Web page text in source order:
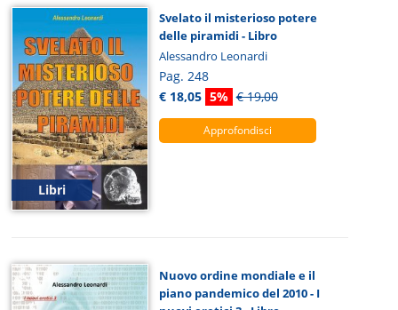
Libri
Svelato il misterioso potere
delle piramidi - Libro
Alessandro Leonardi
Pag. 248
€ 18,05 5% € 19,00
Approfondisci
Nuovo ordine mondiale e il
piano pandemico del 2010 - I